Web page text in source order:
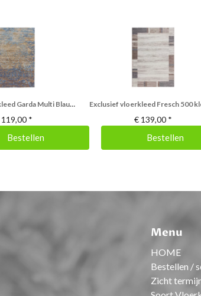
Jacquard vloerkleed Garda Multi Blauw Beige
119,00 *
Bestellen
€ 139,00 *
Bestellen
Menu
HOME
Bestellen /
Zicht